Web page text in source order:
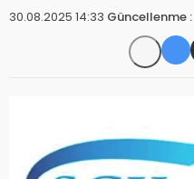
30.08.2025 14:33 Güncellenme :